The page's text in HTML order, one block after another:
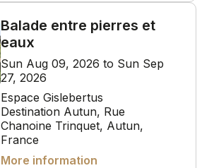
Balade entre pierres et
eaux
Sun Aug 09, 2026 to Sun Sep
27, 2026
Espace Gislebertus
Destination Autun, Rue
Chanoine Trinquet, Autun,
France
More information